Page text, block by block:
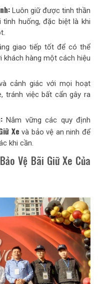
Luôn giữ được tinh thần
huống, đặc biệt là khi
giao tiếp tốt để có thể
khách hàng một cách hiệu
cảnh giác với mọi hoạt
tránh việc bất cẩn gây ra
Nắm vững các quy định
Xe và bảo vệ an ninh để
khi cần.
Vệ Bãi Giữ Xe Của